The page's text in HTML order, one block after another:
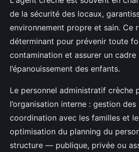
de la sécurité des locaux,
environnement propre et sain. Ce
déterminant pour prévenir toute
contamination et assurer un cadre
l’épanouissement des enfants.
Le personnel administratif crèche
l’organisation interne : gestion
coordination avec les familles et
optimisation du planning du
structure — publique, privée ou